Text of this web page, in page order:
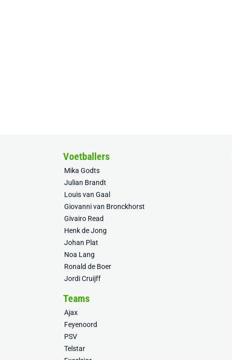
Voetballers
Mika Godts
Julian Brandt
Louis van Gaal
Giovanni van Bronckhorst
Givairo Read
Henk de Jong
Johan Plat
Noa Lang
Ronald de Boer
Jordi Cruijff
Teams
Ajax
Feyenoord
PSV
Telstar